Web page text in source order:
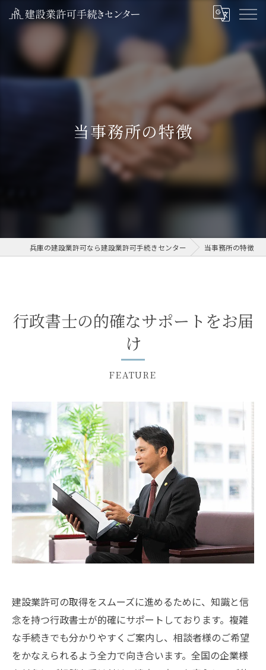
当事務所の特徴
兵庫の建設業許可なら建設業許可手続きセンター 当事務所の特徴
行政書士の的確なサポートをお届
け
FEATURE
建設業許可の取得をスムーズに進めるために、知識と信
念を持つ行政書士が的確にサポートしております。複雑
な手続きでも分かりやすくご案内し、相談者様のご希望
をかなえられるよう全力で向き合います。全国の企業様